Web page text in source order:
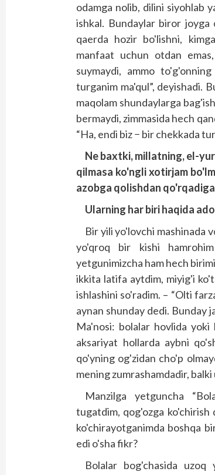
odamga nolib, dilini siyohlab
ishkal. Bundaylar biror joyga
qaerda hozir bo'lishni,
manfaat uchun otdan
suymaydi, ammo
turganim ma'qul”, deyishadi.
maqolam shundaylarga
bermaydi, zimmasida hech
“Ha, endi biz − bir chekkada
Ne baxtki, millatning, el-
qilmasa ko'ngli xotirjam
azobga qolishdan
Ularning harbiri haqida
Bir yili yo'lovchi mashinada
yo'qroq bir kishi
yetgunimizcha ham hech
ikkita latifa aytdim, miyig'i
ishlashini so'radim. – “Olti
aynan shunday dedi. Bunday
Ma'nosi: bolalar hovlida yoki
aksariyat hollarda aybni
qo'yning og'zidan cho'p
mening zumrashamdadir,
Manzilga yetguncha
tugatdim, qog'ozga ko'chirish
ko'chirayotganimda boshqa
edi o'sha fikr?
Bolalar bog'chasida